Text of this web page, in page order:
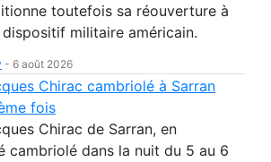
toutefois sa réouverture à
dispositif militaire américain.
- 6 août 2026
Chirac cambriolé à Sarran
fois
Chirac de Sarran, en
cambriolé dans la nuit du 5 au 6